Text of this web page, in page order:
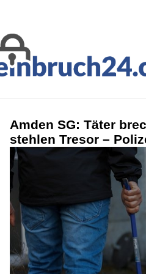
Amden SG: Täter
stehlen Tresor –